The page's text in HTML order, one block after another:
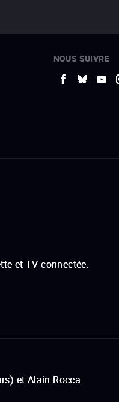
NOUS SUIVRE
et TV connectée.
) et Alain Rocca.